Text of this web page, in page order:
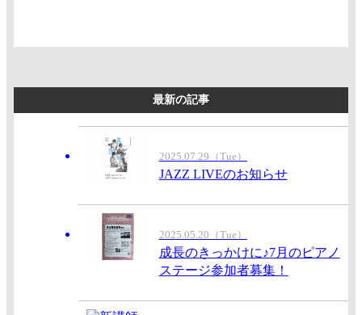
最新の記事
2025.07.29（Tue）
JAZZ LIVEのお知らせ
2025.05.20（Tue）
成長のきっかけに♪7月のピアノ
ステージ参加者募集！